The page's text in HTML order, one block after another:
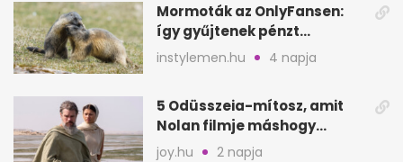
Mormoták az OnlyFansen:
így gyűjtenek pénzt
amerikai kutatók
instylemen.hu 4 napja
5 Odüsszeia-mítosz, amit
Nolan filmje máshogy
mutat, mint Homérosz
joy.hu 2 napja